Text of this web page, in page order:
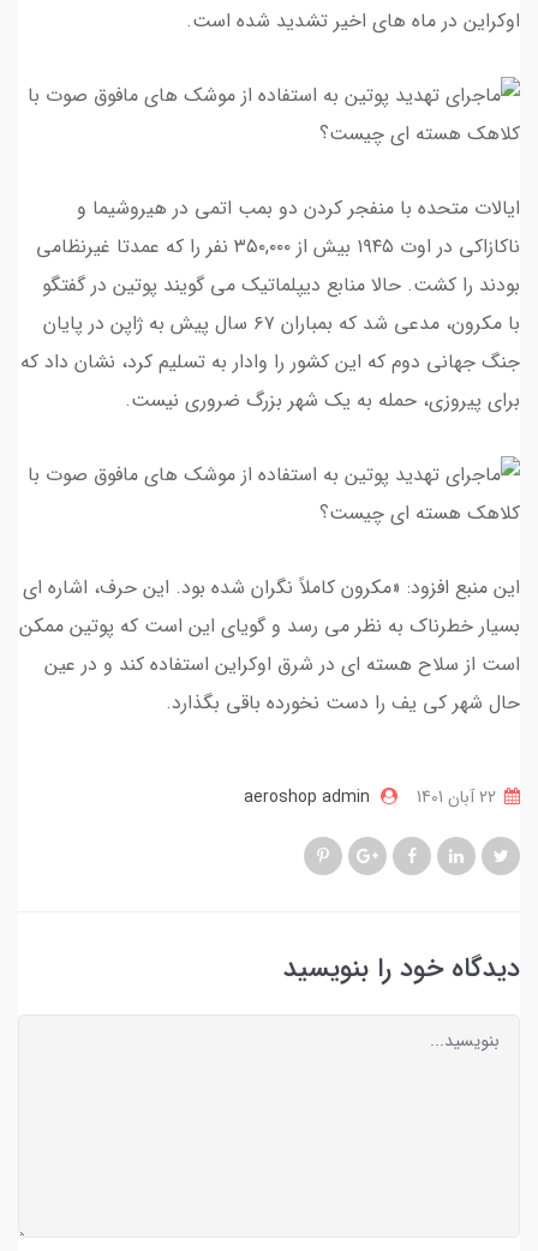
اوکراین در ماه های اخیر تشدید شده است.
ایالات متحده با منفجر کردن دو بمب اتمی در هیروشیما و
ناکازاکی در اوت ۱۹۴۵ بیش از ۳۵۰,۰۰۰ نفر را که عمدتا غیرنظامی
بودند را کشت. حالا منابع دیپلماتیک می گویند پوتین در گفتگو
با مکرون، مدعی شد که بمباران ۶۷ سال پیش به ژاپن در پایان
جنگ جهانی دوم که این کشور را وادار به تسلیم کرد، نشان داد که
برای پیروزی، حمله به یک شهر بزرگ ضروری نیست.
این منبع افزود: «مکرون کاملاً نگران شده بود. این حرف، اشاره ای
بسیار خطرناک به نظر می رسد و گویای این است که پوتین ممکن
است از سلاح هسته ای در شرق اوکراین استفاده کند و در عین
حال شهر کی یف را دست نخورده باقی بگذارد.
aeroshop admin
دیدگاه خود را بنویسید